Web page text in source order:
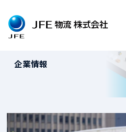
content
企業情報